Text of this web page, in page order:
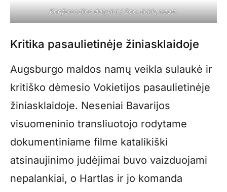
Konferencijos dalyviai / Soc. tinklų nuotr.
Kritika pasaulietinėje žiniasklaidoje
Augsburgo maldos namų veikla sulaukė ir
kritiško dėmesio Vokietijos pasaulietinėje
žiniasklaidoje. Neseniai Bavarijos
visuomeninio transliuotojo rodytame
dokumentiniame filme katalikiški
atsinaujinimo judėjimai buvo vaizduojami
nepalankiai, o Hartlas ir jo komanda